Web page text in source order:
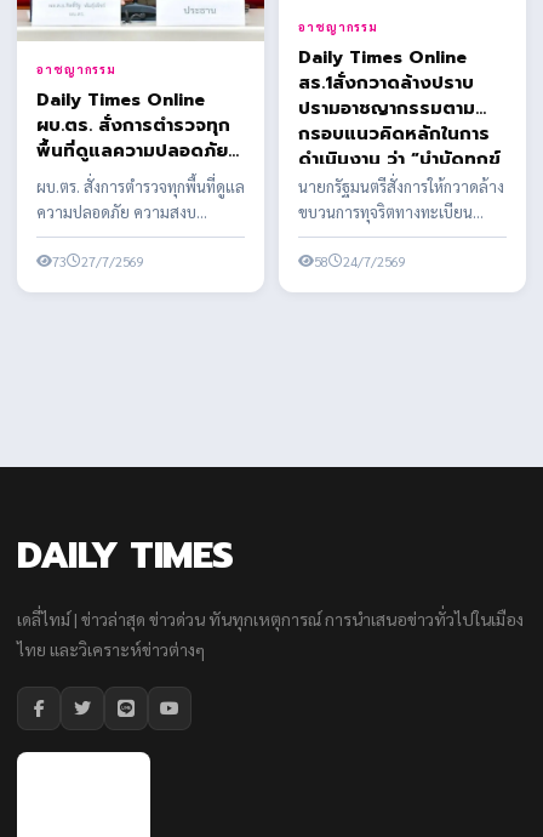
อาชญากรรม
Daily Times Online
ผบ.ตร. สั่งการตำรวจทุก
พื้นที่ดูแลความปลอดภัย
ความสงบเรียบร้อย และ
อำนวยความสะดวกการ
จราจร ตลอดห้วงวันหยุด
ยาว - เตือนงดจำหน่าย
ผบ.ตร. สั่งการตำรวจทุกพื้นที่ดูแล
ความปลอดภัย ความสงบ
เรียบร้อย และอำนวยความ
สะดวกการจราจร ตลอดห้วงวัน
ห...
73 27/7/2569
อาชญากรรม
Daily Times Online
สร.1สั่งกวาดล้างปราบ
ปรามอาชญากรรมตาม
กรอบแนวคิดหลักในการ
ดำเนินงาน ว่า “บำบัดทุกข์
บำรุงสุข พิทักษ์
สันติราษฎร์ พิฆาตยาเสพ
ติด พิชิตอันธพาล”
นายกรัฐมนตรีสั่งการให้กวาดล้าง
ขบวนการทุจริตทางทะเบียน
ราษฎร อย่างจริงจัง เด็ดขาด และ
เป็นระบบ ผบ.ตร. ...
58 24/7/2569
DAILY TIMES
เดลี่ไทม์ | ข่าวล่าสุด ข่าวด่วน ทันทุกเหตุการณ์ การนำเสนอข่าวทั่วไปในเมือง
ไทย และวิเคราะห์ข่าวต่างๆ